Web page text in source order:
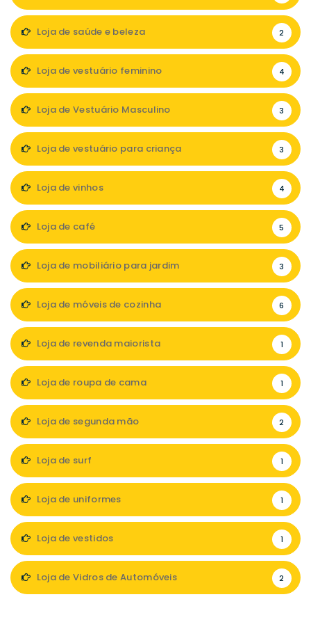
Loja de saúde e beleza 2
Loja de vestuário feminino 4
Loja de Vestuário Masculino 3
Loja de vestuário para criança 3
Loja de vinhos 4
Loja de café 5
Loja de mobiliário para jardim 3
Loja de móveis de cozinha 6
Loja de revenda maiorista 1
Loja de roupa de cama 1
Loja de segunda mão 2
Loja de surf 1
Loja de uniformes 1
Loja de vestidos 1
Loja de Vidros de Automóveis 2